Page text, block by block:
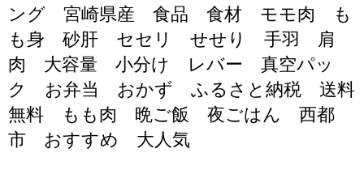
ング 宮崎県産 食品 食材 モモ肉 も
も身 砂肝 セセリ せせり 手羽 肩
肉 大容量 小分け レバー 真空パッ
ク お弁当 おかず ふるさと納税 送料
無料 もも肉 晩ご飯 夜ごはん 西都
市 おすすめ 大人気